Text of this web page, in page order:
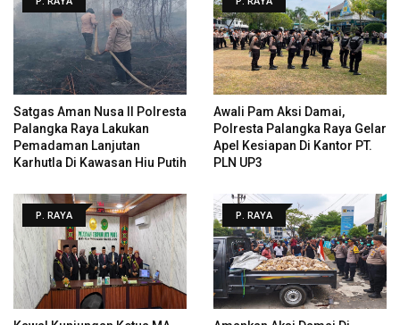
Satgas Aman Nusa II Polresta
Palangka Raya Lakukan
Pemadaman Lanjutan
Karhutla Di Kawasan Hiu Putih
Awali Pam Aksi Damai,
Polresta Palangka Raya Gelar
Apel Kesiapan Di Kantor PT.
PLN UP3
P. RAYA P. RAYA